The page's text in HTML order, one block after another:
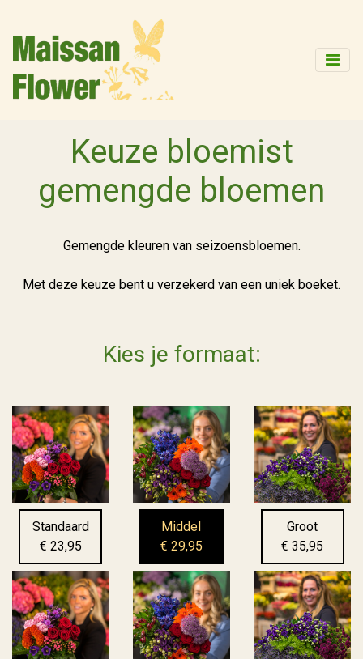
Keuze bloemist
gemengde bloemen
Gemengde kleuren van seizoensbloemen.
Met deze keuze bent u verzekerd van een uniek boeket.
Kies je formaat:
Standaard
€ 23,95
Middel
€ 29,95
Groot
€ 35,95